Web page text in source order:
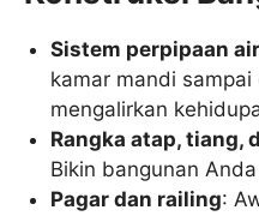
Sistem perpipaan
kamar mandi
mengalirkan
Rangka atap, tiang,
Bikin bangunan
Pagar dan railing: